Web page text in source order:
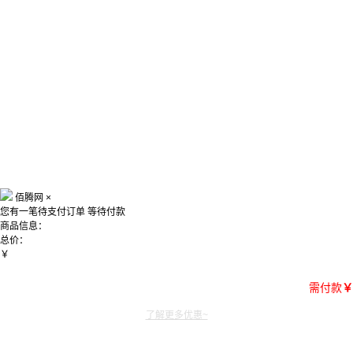
佰腾网 ×
您有一笔待支付订单 等待付款
商品信息：
总价：
￥
需付款￥
了解更多优惠~